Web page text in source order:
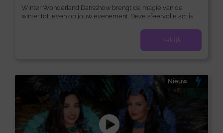
Winter Wonderland Dansshow brengt de magie van de
winter tot leven op jouw evenement. Deze sfeervolle act is...
Bekijk
Nieuw